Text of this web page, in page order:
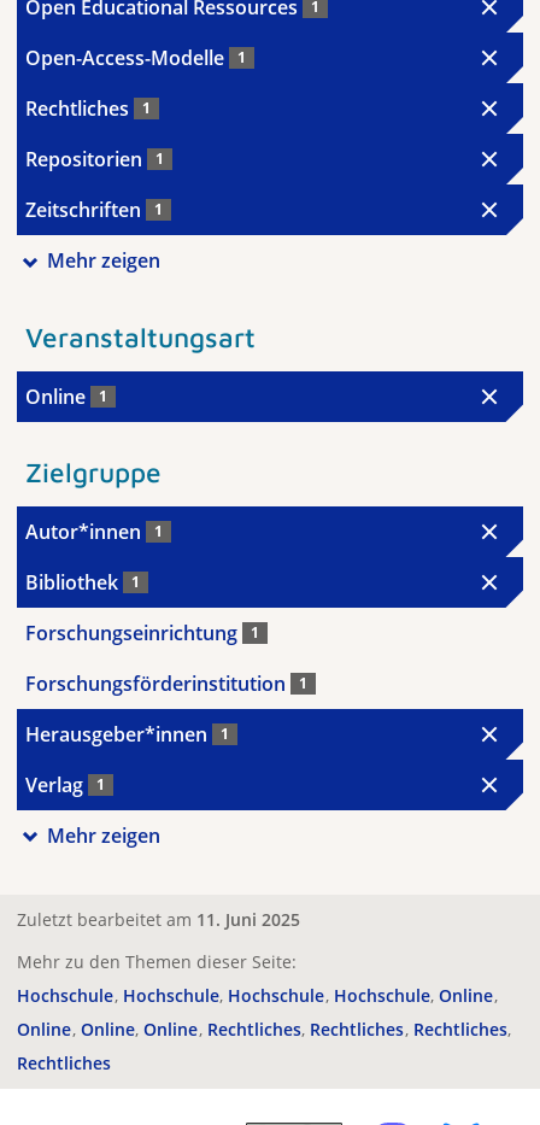
Open Educational Ressources 1
Open-Access-Modelle 1
Rechtliches 1
Repositorien 1
Zeitschriften 1
Mehr zeigen
Veranstaltungsart
Online 1
Zielgruppe
Autor*innen 1
Bibliothek 1
Forschungseinrichtung 1
Forschungsförderinstitution 1
Herausgeber*innen 1
Verlag 1
Mehr zeigen
Zuletzt bearbeitet am 11. Juni 2025
Mehr zu den Themen dieser Seite:
Hochschule Hochschule Hochschule Hochschule Online
Online Online Online Rechtliches Rechtliches Rechtliches
Rechtliches